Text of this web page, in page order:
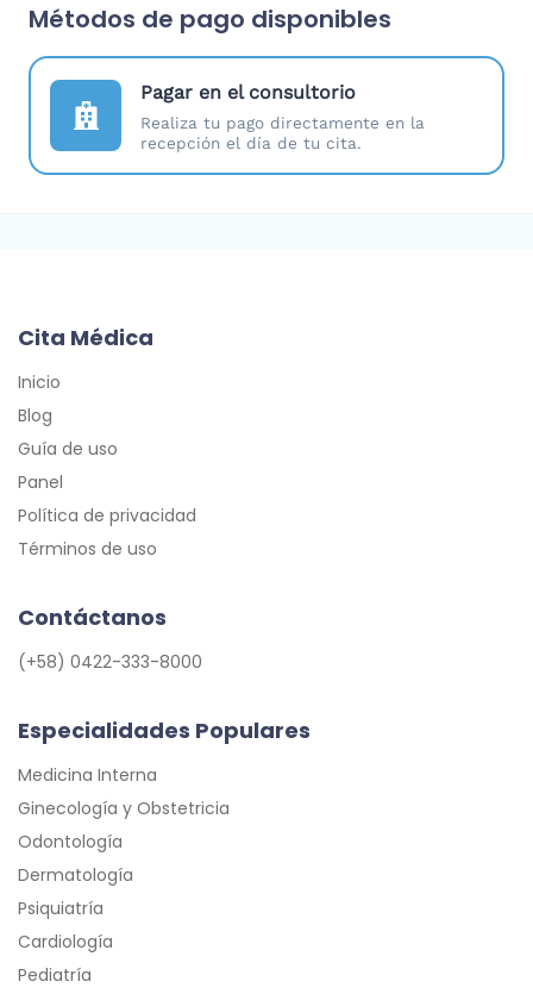
Métodos de pago disponibles
Pagar en el consultorio
Realiza tu pago directamente en la
recepción el día de tu cita.
Cita Médica
Inicio
Blog
Guía de uso
Panel
Política de privacidad
Términos de uso
Contáctanos
(+58) 0422-333-8000
Especialidades Populares
Medicina Interna
Ginecología y Obstetricia
Odontología
Dermatología
Psiquiatría
Cardiología
Pediatría